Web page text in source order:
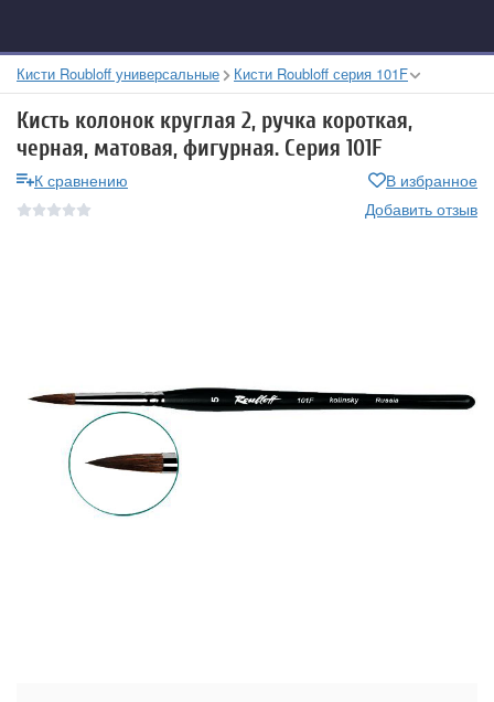
Кисти Roubloff универсальные Кисти Roubloff серия 101F
Кисть колонок круглая 2, ручка короткая,
черная, матовая, фигурная. Серия 101F
К сравнению
В избранное
Добавить отзыв